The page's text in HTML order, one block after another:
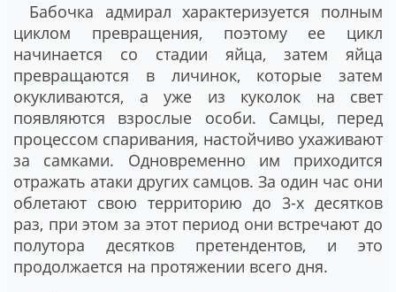
Бабочка адмирал характеризуется полным
циклом превращения, поэтому ее цикл
начинается со стадии яйца, затем яйца
превращаются в личинок, которые затем
окукливаются, а уже из куколок на свет
появляются взрослые особи. Самцы, перед
процессом спаривания, настойчиво ухаживают
за самками. Одновременно им приходится
отражать атаки других самцов. За один час они
облетают свою территорию до 3-х десятков
раз, при этом за этот период они встречают до
полутора десятков претендентов, и это
продолжается на протяжении всего дня.